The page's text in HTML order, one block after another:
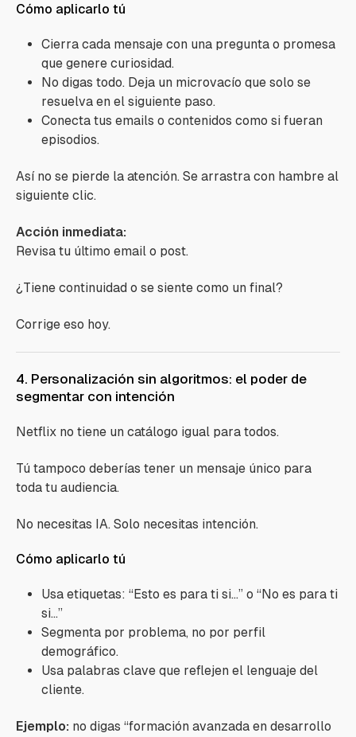
Cómo aplicarlo tú
Cierra cada mensaje con una pregunta o promesa
que genere curiosidad.
No digas todo. Deja un microvacío que solo se
resuelva en el siguiente paso.
Conecta tus emails o contenidos como si fueran
episodios.
Así no se pierde la atención. Se arrastra con hambre al
siguiente clic.
Acción inmediata:
Revisa tu último email o post.
¿Tiene continuidad o se siente como un final?
Corrige eso hoy.
4. Personalización sin algoritmos: el poder de
segmentar con intención
Netflix no tiene un catálogo igual para todos.
Tú tampoco deberías tener un mensaje único para
toda tu audiencia.
No necesitas IA. Solo necesitas intención.
Cómo aplicarlo tú
Usa etiquetas: “Esto es para ti si…” o “No es para ti
si…”
Segmenta por problema, no por perfil
demográfico.
Usa palabras clave que reflejen el lenguaje del
cliente.
Ejemplo: no digas “formación avanzada en desarrollo